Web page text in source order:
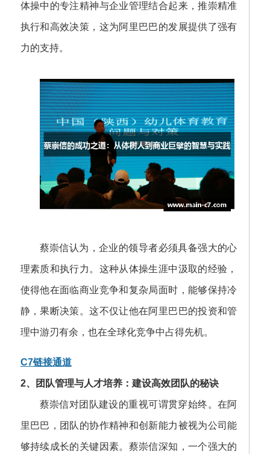
体操中的专注精神与企业管理结合起来，推崇精准
执行和高效决策，这为阿里巴巴的发展提供了强有
力的支持。
蔡崇信认为，企业的领导者必须具备强大的心
理素质和执行力。这种从体操生涯中汲取的经验，
使得他在面临商业竞争和复杂局面时，能够保持冷
静，果断决策。这不仅让他在阿里巴巴的投资和管
理中游刃有余，也在全球化竞争中占得先机。
C7链接通道
2、团队管理与人才培养：建设高效团队的秘诀
蔡崇信对团队建设的重视可谓贯穿始终。在阿
里巴巴，团队的协作精神和创新能力被视为公司能
够持续成长的关键因素。蔡崇信深知，一个强大的